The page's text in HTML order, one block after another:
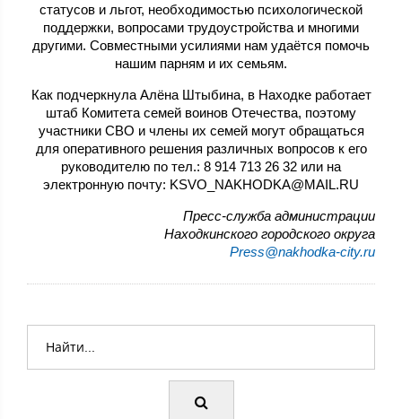
статусов и льгот, необходимостью психологической
поддержки, вопросами трудоустройства и многими
другими. Совместными усилиями нам удаётся помочь
нашим парням и их семьям.
Как подчеркнула Алёна Штыбина, в Находке работает
штаб Комитета семей воинов Отечества, поэтому
участники СВО и члены их семей могут обращаться
для оперативного решения различных вопросов к его
руководителю по тел.: 8 914 713 26 32 или на
электронную почту: KSVO_NAKHODKA@MAIL.RU
Пресс-служба администрации
Находкинского городского округа
Press@nakhodka-city.ru